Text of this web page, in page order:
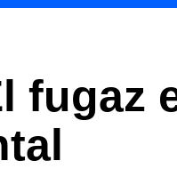
fugaz